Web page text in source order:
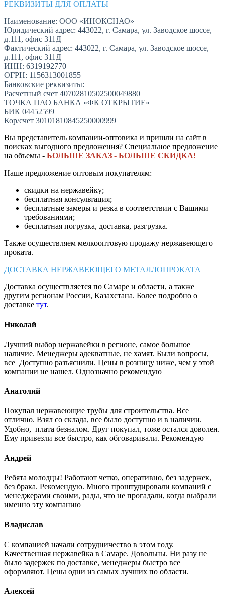
РЕКВИЗИТЫ ДЛЯ ОПЛАТЫ
Наименование: ООО «ИНОКСНАО»
Юридический адрес: 443022, г. Самара, ул. Заводское шоссе,
д.111, офис 311Д
Фактический адрес: 443022, г. Самара, ул. Заводское шоссе,
д.111, офис 311Д
ИНН: 6319192770
ОГРН: 1156313001855
Банковские реквизиты:
Расчетный счет 40702810502500049880
ТОЧКА ПАО БАНКА «ФК ОТКРЫТИЕ»
БИК 04452599
Кор/счет 30101810845250000999
Вы представитель компании-оптовика и пришли на сайт в
поисках выгодного предложения? Специальное предложение
на объемы - БОЛЬШЕ ЗАКАЗ - БОЛЬШЕ СКИДКА!
Наше предложение оптовым покупателям:
скидки на нержавейку;
бесплатная консультация;
бесплатные замеры и резка в соответствии с Вашими
требованиями;
бесплатная погрузка, доставка, разгрузка.
Также осуществляем мелкооптовую продажу нержавеющего
проката.
ДОСТАВКА НЕРЖАВЕЮЩЕГО МЕТАЛЛОПРОКАТА
Доставка осуществляется по Самаре и области, а также
другим регионам России, Казахстана. Более подробно о
доставке тут.
Николай
Лучший выбор нержавейки в регионе, самое большое
наличие. Менеджеры адекватные, не хамят. Были вопросы,
все Доступно разъяснили. Цены в розницу ниже, чем у этой
компании не нашел. Однозначно рекомендую
Анатолий
Покупал нержавеющие трубы для строительства. Все
отлично. Взял со склада, все было доступно и в наличии.
Удобно, плата безналом. Друг покупал, тоже остался доволен.
Ему привезли все быстро, как обговаривали. Рекомендую
Андрей
Ребята молодцы! Работают четко, оперативно, без задержек,
без брака. Рекомендую. Много проштудировали компаний с
менеджерами своими, рады, что не прогадали, когда выбрали
именно эту компанию
Владислав
С компанией начали сотрудничество в этом году.
Качественная нержавейка в Самаре. Довольны. Ни разу не
было задержек по доставке, менеджеры быстро все
оформляют. Цены одни из самых лучших по области.
Алексей